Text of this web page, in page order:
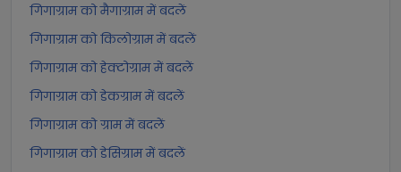
गिगाग्राम को मैगाग्राम में बदलें
गिगाग्राम को किलोग्राम में बदलें
गिगाग्राम को हेक्टोग्राम में बदलें
गिगाग्राम को डेकग्राम में बदलें
गिगाग्राम को ग्राम में बदलें
गिगाग्राम को डेसिग्राम में बदलें